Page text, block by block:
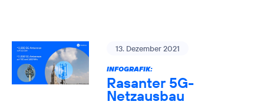
13. Dezember 2021
INFOGRAFIK:
Rasanter 5G-
Netzausbau